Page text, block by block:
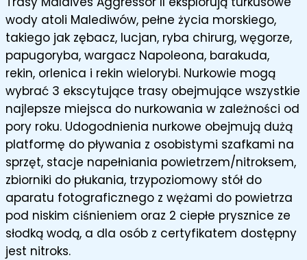
wody atoli Malediwów, pełne życia morskiego,
takiego jak zębacz, lucjan, ryba chirurg, węgorze,
papugoryba, wargacz Napoleona, barakuda,
rekin, orlenica i rekin wielorybi. Nurkowie mogą
wybrać 3 ekscytujące trasy obejmujące wszystkie
najlepsze miejsca do nurkowania w zależności od
pory roku. Udogodnienia nurkowe obejmują dużą
platformę do pływania z osobistymi szafkami na
sprzęt, stacje napełniania powietrzem/nitroksem,
zbiorniki do płukania, trzypoziomowy stół do
aparatu fotograficznego z wężami do powietrza
pod niskim ciśnieniem oraz 2 ciepłe prysznice ze
słodką wodą, a dla osób z certyfikatem dostępny
jest nitroks.